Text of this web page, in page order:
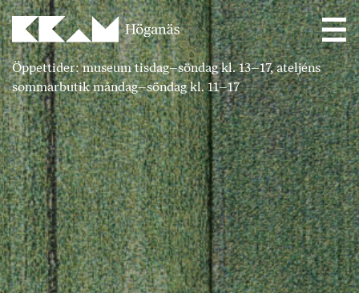
Main Navigation
Öppettider: museum tisdag–söndag kl. 13–17, ateljéns
sommarbutik måndag–söndag kl. 11–17